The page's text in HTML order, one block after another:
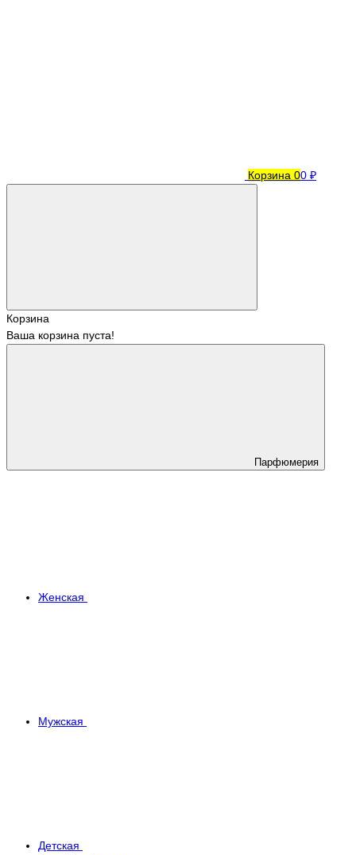
Корзина 00 ₽
Корзина
Ваша корзина пуста!
Парфюмерия
Женская
Мужская
Детская